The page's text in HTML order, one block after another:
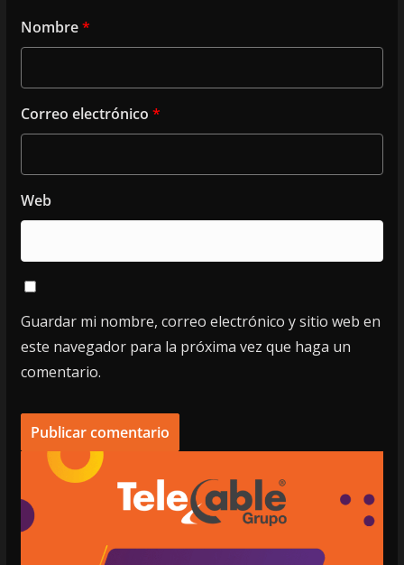
Nombre*
Correo electrónico *
Web
Guardar mi nombre, correo electrónico y sitio web en
este navegador para la próxima vez que haga un
comentario.